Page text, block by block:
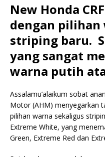
New Honda
dengan pilihan
striping baru.
yang sangat
warna putih
Assalamu’alaikum sobat
Motor (AHM) menyegarkan
pilihan warna sekaligus
Extreme White, yang
Green, Extreme Red dan